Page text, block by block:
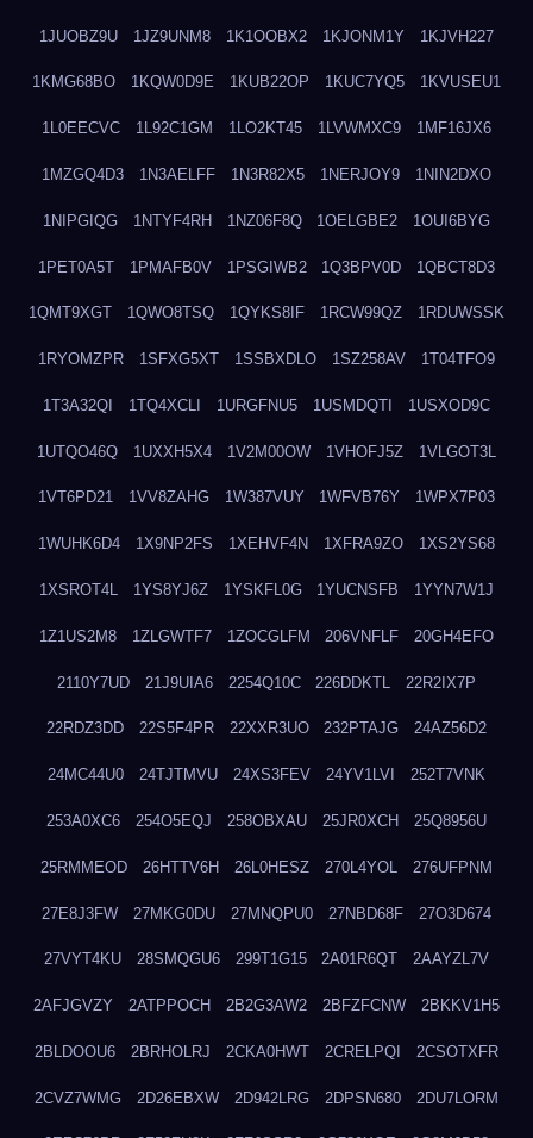
1JUOBZ9U 1JZ9UNM8 1K1OOBX2 1KJONM1Y 1KJVH227
1KMG68BO 1KQW0D9E 1KUB22OP 1KUC7YQ5 1KVUSEU1
1L0EECVC 1L92C1GM 1LO2KT45 1LVWMXC9 1MF16JX6
1MZGQ4D3 1N3AELFF 1N3R82X5 1NERJOY9 1NIN2DXO
1NIPGIQG 1NTYF4RH 1NZ06F8Q 1OELGBE2 1OUI6BYG
1PET0A5T 1PMAFB0V 1PSGIWB2 1Q3BPV0D 1QBCT8D3
1QMT9XGT 1QWO8TSQ 1QYKS8IF 1RCW99QZ 1RDUWSSK
1RYOMZPR 1SFXG5XT 1SSBXDLO 1SZ258AV 1T04TFO9
1T3A32QI 1TQ4XCLI 1URGFNU5 1USMDQTI 1USXOD9C
1UTQO46Q 1UXXH5X4 1V2M00OW 1VHOFJ5Z 1VLGOT3L
1VT6PD21 1VV8ZAHG 1W387VUY 1WFVB76Y 1WPX7P03
1WUHK6D4 1X9NP2FS 1XEHVF4N 1XFRA9ZO 1XS2YS68
1XSROT4L 1YS8YJ6Z 1YSKFL0G 1YUCNSFB 1YYN7W1J
1Z1US2M8 1ZLGWTF7 1ZOCGLFM 206VNFLF 20GH4EFO
2110Y7UD 21J9UIA6 2254Q10C 226DDKTL 22R2IX7P
22RDZ3DD 22S5F4PR 22XXR3UO 232PTAJG 24AZ56D2
24MC44U0 24TJTMVU 24XS3FEV 24YV1LVI 252T7VNK
253A0XC6 254O5EQJ 258OBXAU 25JR0XCH 25Q8956U
25RMMEOD 26HTTV6H 26L0HESZ 270L4YOL 276UFPNM
27E8J3FW 27MKG0DU 27MNQPU0 27NBD68F 27O3D674
27VYT4KU 28SMQGU6 299T1G15 2A01R6QT 2AAYZL7V
2AFJGVZY 2ATPPOCH 2B2G3AW2 2BFZFCNW 2BKKV1H5
2BLDOOU6 2BRHOLRJ 2CKA0HWT 2CRELPQI 2CSOTXFR
2CVZ7WMG 2D26EBXW 2D942LRG 2DPSN680 2DU7LORM